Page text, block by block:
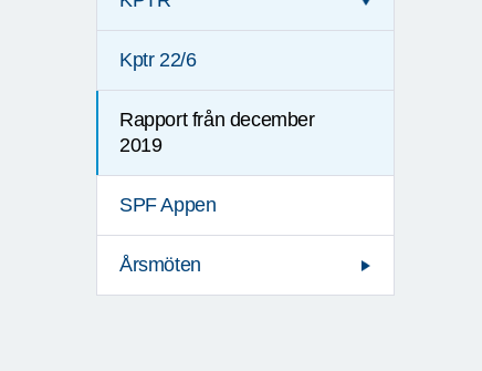
Kptr 22/6
Rapport från december
2019
SPF Appen
Årsmöten